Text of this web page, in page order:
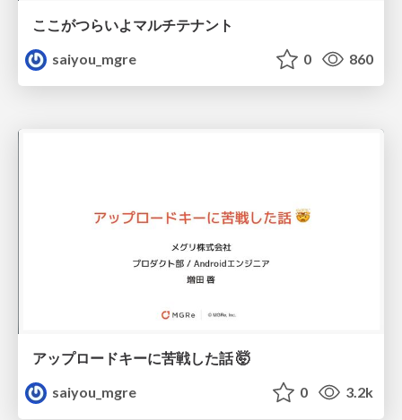
ここがつらいよマルチテナント
saiyou_mgre
0 860
アップロードキーに苦戦した話 🤯
saiyou_mgre
0 3.2k